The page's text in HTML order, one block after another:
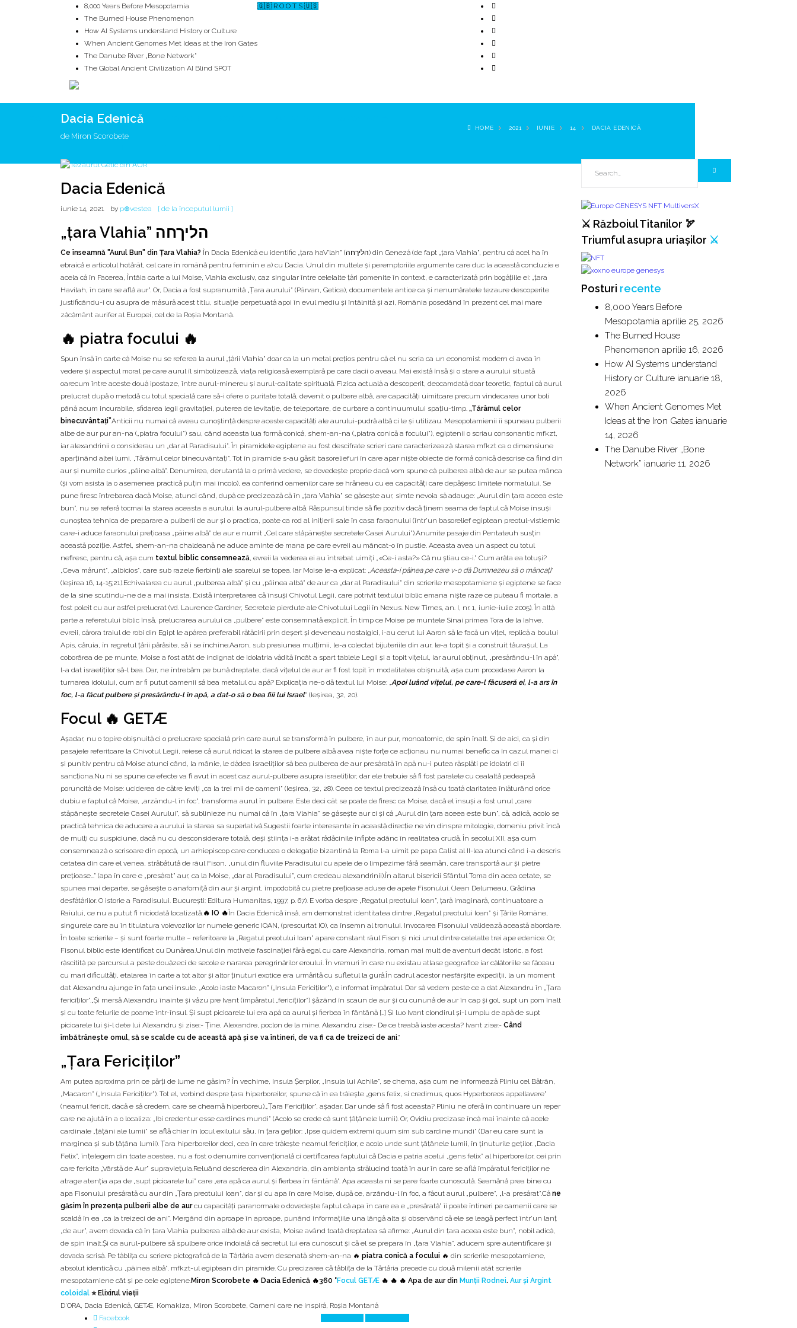
🇬🇧 R O O T S 🇺🇸
8,000 Years Before Mesopotamia
The Burned House Phenomenon
How AI Systems understand History or Culture
When Ancient Genomes Met Ideas at the Iron Gates
The Danube River „Bone Network”
The Global Ancient Civilization AI Blind SPOT
UNRIVALS ISTORIE
Dacia Edenică
de Miron Scorobete
HOME 2021 IUNIE 14 DACIA EDENICĂ
Dacia Edenică
iunie 14, 2021 by p⊕vestea [ de la începutul lumii ]
„ţara Vlahia” הליךחה
Ce înseamnă "Aurul Bun" din Țara Vlahia? În Dacia Edenică eu identific „ţara haV’lah” (הליךחה) din Geneză (de fapt „ţara Vlahia”, pentru că acel ha în
ebraică e articolul hotărât, cel care în română pentru feminin e a) cu Dacia. Unul din multele şi peremptoriile argumente care duc la această concluzie e
acela că în Facerea, Întâia carte a lui Moise, Vlahia exclusiv, caz singular între celelalte ţări pomenite în context, e caracterizată prin bogăţiile ei: „ţara
Havilah, în care se află aur”. Or, Dacia a fost supranumită „Ţara aurului” (Pârvan, Getica), documentele antice ca şi nenumăratele tezaure descoperite
justificându-i cu asupra de măsură acest titlu, situaţie perpetuată apoi în evul mediu şi întâlnită şi azi, România posedând în prezent cel mai mare
zăcământ aurifer al Europei, cel de la Roşia Montană.
🔥 piatra focului 🔥
Spun însă în carte că Moise nu se referea la aurul „ţării Vlahia” doar ca la un metal preţios pentru că el nu scria ca un economist modern ci avea în
vedere şi aspectul moral pe care aurul îl simbolizează, viaţa religioasă exemplară pe care dacii o aveau. Mai există însă şi o stare a aurului situată
oarecum între aceste două ipostaze, între aurul-minereu şi aurul-calitate spirituală. Fizica actuală a descoperit, deocamdată doar teoretic, faptul că aurul
prelucrat după o metodă cu totul specială care să-i ofere o puritate totală, devenit o pulbere albă, are capacităţi uimitoare precum vindecarea unor boli
până acum incurabile, sfidarea legii gravitaţiei, puterea de levitaţie, de teleportare, de curbare a continuumului spaţiu-timp. „Tărâmul celor
binecuvântaţi”Anticii nu numai că aveau cunoştinţă despre aceste capacităţi ale aurului-pudră albă ci le şi utilizau. Mesopotamienii îi spuneau pulberii
albe de aur pur an-na („piatra focului”) sau, când aceasta lua formă conică, shem-an-na („piatra conică a focului”), egiptenii o scriau consonantic mfkzt,
iar alexandrinii o considerau un „dar al Paradisului”. În piramidele egiptene au fost descifrate scrieri care caracterizează starea mfkzt ca o dimensiune
aparţinând altei lumi, „Tărâmul celor binecuvântaţi”. Tot în piramide s-au găsit basoreliefuri în care apar nişte obiecte de formă conică descrise ca fiind din
aur şi numite curios „pâine albă”. Denumirea, derutantă la o primă vedere, se dovedeşte proprie dacă vom spune că pulberea albă de aur se putea mânca
(şi vom asista la o asemenea practică puţin mai încolo), ea conferind oamenilor care se hrăneau cu ea capacităţi care depăşesc limitele normalului. Se
pune firesc întrebarea dacă Moise, atunci când, după ce precizează că în „ţara Vlahia” se găseşte aur, simte nevoia să adauge: „Aurul din ţara aceea este
bun”, nu se referă tocmai la starea aceasta a aurului, la aurul-pulbere albă. Răspunsul tinde să fie pozitiv dacă ţinem seama de faptul că Moise însuşi
cunoştea tehnica de preparare a pulberii de aur şi o practica, poate ca rod al iniţierii sale în casa faraonului (într’un basorelief egiptean preotul-vistiernic
care-i aduce faraonului preţioasa „pâine albă” de aur e numit „Cel care stăpâneşte secretele Casei Aurului”).Anumite pasaje din Pentateuh susţin
această poziţie. Astfel, shem-an-na chaldeană ne aduce aminte de mana pe care evreii au mâncat-o în pustie. Aceasta avea un aspect cu totul
nefiresc, pentru că, aşa cum textul biblic consemnează, evreii la vederea ei au întrebat uimiţi „«Ce-i asta?» Că nu ştiau ce-i.” Cum arăta ea totuşi?
„Ceva mărunt”, „albicios”, care sub razele fierbinţi ale soarelui se topea. Iar Moise le-a explicat: „Aceasta-i pâinea pe care v-o dă Dumnezeu să o mâncaţi”
(Ieşirea 16, 14-15;21).Echivalarea cu aurul „pulberea albă” şi cu „pâinea albă” de aur ca „dar al Paradisului” din scrierile mesopotamiene şi egiptene se face
de la sine scutindu-ne de a mai insista. Există interpretarea că însuşi Chivotul Legii, care potrivit textului biblic emana nişte raze ce puteau fi mortale, a
fost poleit cu aur astfel prelucrat (vd. Laurence Gardner, Secretele pierdute ale Chivotului Legii în Nexus. New Times, an. I, nr. 1, iunie-iulie 2005). În altă
parte a referatului biblic însă, prelucrarea aurului ca „pulbere” este consemnată explicit. În timp ce Moise pe muntele Sinai primea Tora de la Iahve,
evreii, cărora traiul de robi din Egipt le apărea preferabil rătăcirii prin deşert şi deveneau nostalgici, i-au cerut lui Aaron să le facă un viţel, replică a boului
Apis, căruia, în regretul ţării părăsite, să i se închine.Aaron, sub presiunea mulţimii, le-a colectat bijuteriile din aur, le-a topit şi a construit tăuraşul. La
coborârea de pe munte, Moise a fost atât de indignat de idolatria vădită încât a spart tablele Legii şi a topit viţelul, iar aurul obţinut, „presărându-l în apă”,
l-a dat israeliţilor să-l bea. Dar, ne întrebăm pe bună dreptate, dacă viţelul de aur ar fi fost topit în modalitatea obişnuită, aşa cum procedase Aaron la
turnarea idolului, cum ar fi putut oamenii să bea metalul cu apă? Explicaţia ne-o dă textul lui Moise: „Apoi luând viţelul, pe care-l făcuseră ei, l-a ars în
foc, l-a făcut pulbere şi presărându-l în apă, a dat-o să o bea fiii lui Israel” (Ieşirea, 32, 20).
Focul 🔥 GETÆ
Aşadar, nu o topire obişnuită ci o prelucrare specială prin care aurul se transformă în pulbere, în aur pur, monoatomic, de spin înalt. Şi de aici, ca şi din
pasajele referitoare la Chivotul Legii, reiese că aurul ridicat la starea de pulbere albă avea nişte forţe ce acţionau nu numai benefic ca în cazul manei ci
şi punitiv pentru că Moise atunci când, la mânie, le dădea israeliţilor să bea pulberea de aur presărată în apă nu-i putea răsplăti pe idolatri ci îi
sancţiona.Nu ni se spune ce efecte va fi avut în acest caz aurul-pulbere asupra israeliţilor, dar ele trebuie să fi fost paralele cu cealaltă pedeapsă
poruncită de Moise: uciderea de către leviţi „ca la trei mii de oameni” (Ieşirea, 32, 28). Ceea ce textul precizează însă cu toată claritatea înlăturând orice
dubiu e faptul că Moise, „arzându-l în foc”, transforma aurul în pulbere. Este deci cât se poate de firesc ca Moise, dacă el însuşi a fost unul „care
stăpâneşte secretele Casei Aurului”, să sublinieze nu numai că în „ţara Vlahia” se găseşte aur ci şi că „Aurul din ţara aceea este bun”, că, adică, acolo se
practică tehnica de aducere a aurului la starea sa superlativă.Sugestii foarte interesante în această direcţie ne vin dinspre mitologie, domeniu privit încă
de mulţi cu suspiciune, dacă nu cu desconsiderare totală, deşi ştiinţa i-a arătat rădăcinile înfipte adânc în realitatea crudă. În secolul XII, aşa cum
consemnează o scrisoare din epocă, un arhiepiscop care conducea o delegaţie bizantină la Roma l-a uimit pe papa Calist al II-lea atunci când i-a descris
cetatea din care el venea, străbătută de râul Fison, „unul din fluviile Paradisului cu apele de o limpezime fără seamăn, care transportă aur şi pietre
preţioase...” (apa în care e „presărat” aur, ca la Moise, „dar al Paradisului”, cum credeau alexandrinii).În altarul bisericii Sfântul Toma din acea cetate, se
spunea mai departe, se găseşte o anaforniţă din aur şi argint, împodobită cu pietre preţioase aduse de apele Fisonului. (Jean Delumeau, Grădina
desfătărilor. O istorie a Paradisului. Bucureşti: Editura Humanitas, 1997, p. 67). E vorba despre „Regatul preotului Ioan”, ţară imaginară, continuatoare a
Raiului, ce nu a putut fi niciodată localizată.🔥 IO 🔥În Dacia Edenică însă, am demonstrat identitatea dintre „Regatul preotului Ioan” şi Ţările Române,
singurele care au în titulatura voievozilor lor numele generic IOAN, (prescurtat IO), ca însemn al tronului. Invocarea Fisonului validează această abordare.
În toate scrierile – şi sunt foarte multe – referitoare la „Regatul preotului Ioan” apare constant râul Fison şi nici unul dintre celelalte trei ape edenice. Or,
Fisonul biblic este identificat cu Dunărea.Unul din motivele fascinaţiei fără egal cu care Alexandria, roman mai mult de aventuri decât istoric, a fost
răscitită pe parcursul a peste douăzeci de secole e nararea peregrinărilor eroului. În vremuri în care nu existau atlase geografice iar călătoriile se făceau
cu mari dificultăţi, etalarea în carte a tot altor şi altor ţinuturi exotice era urmărită cu sufletul la gură.În cadrul acestor nesfârşite expediţii, la un moment
dat Alexandru ajunge în faţa unei insule. „Acolo iaste Macaron” („Insula Fericiţilor”), e informat împăratul. Dar să vedem peste ce a dat Alexandru în „Ţara
fericiţilor”.„Şi mersă Alexandru înainte şi văzu pre Ivant (împăratul „fericiţilor”) şăzând în scaun de aur şi cu cunună de aur în cap şi gol, supt un pom înalt
şi cu toate felurile de poame într-însul. Şi supt picioarele lui era apă ca aurul şi fierbea în fântână […] Şi luo Ivant clondirul şi-l umplu de apă de supt
picioarele lui şi-l dete lui Alexandru şi zise:- Ţine, Alexandre, poclon de la mine. Alexandru zise:- De ce treabă iaste acesta? Ivant zise:- Când
îmbătrâneşte omul, să se scalde cu de această apă şi se va întineri, de va fi ca de treizeci de ani.”
„Ţara Fericiţilor”
Am putea aproxima prin ce părţi de lume ne găsim? În vechime, Insula Şerpilor, „Insula lui Achile”, se chema, aşa cum ne informează Pliniu cel Bătrân,
„Macaron” („Insula Fericiţilor”). Tot el, vorbind despre ţara hiperboreilor, spune că în ea trăieşte „gens felix, si credimus, quos Hyperboreos appellavere”
(neamul fericit, dacă e să credem, care se cheamă hiperboreu).„Ţara Fericiţilor”, aşadar. Dar unde să fi fost aceasta? Pliniu ne oferă în continuare un reper
care ne ajută în a o localiza: „Ibi credentur esse cardines mundi” (Acolo se crede că sunt ţâţânele lumii). Or, Ovidiu precizase încă mai înainte că acele
cardinale „ţâţâni ale lumii” se află chiar în locul exilului său, în ţara geţilor: „Ipse quidem extremi quum sim sub cardine mundi” (Dar eu care sunt la
marginea şi sub ţâţâna lumii). Ţara hiperboreilor deci, cea în care trăieşte neamul fericiţilor, e acolo unde sunt ţâţânele lumii, în ţinuturile geţilor. „Dacia
Felix”, înţelegem din toate acestea, nu a fost o denumire convenţională ci certificarea faptului că Dacia e patria acelui „gens felix” al hiperboreilor, cei prin
care fericita „Vârstă de Aur” supravieţuia.Reluând descrierea din Alexandria, din ambianţa strălucind toată în aur în care se află împăratul fericiţilor ne
atrage atenţia apa de „supt picioarele lui” care „era apă ca aurul şi fierbea în fântână”. Apa aceasta ni se pare foarte cunoscută. Seamănă prea bine cu
apa Fisonului presărată cu aur din „Ţara preotului Ioan”, dar şi cu apa în care Moise, după ce, arzându-l în foc, a făcut aurul „pulbere”, „l-a presărat”.Că ne
găsim în prezenţa pulberii albe de aurcu capacităţi paranormale o dovedeşte faptul că apa în care ea e „presărată” îi poate întineri pe oamenii care se
scaldă în ea „ca la treizeci de ani”. Mergând din aproape în aproape, punând informaţiile una lângă alta şi observând că ele se leagă perfect într’un lanţ
„de aur”, avem dovada că în ţara Vlahia pulberea albă de aur exista, Moise având toată dreptatea să afirme: „Aurul din ţara aceea este bun”, nobil adică,
de spin înalt.Şi ca aurul-pulbere să spulbere orice îndoială că secretul lui era cunoscut şi că el se prepara în „ţara Vlahia”, aducem spre autentificare şi
dovada scrisă. Pe tăbliţa cu scriere pictografică de la Tărtăria avem desenată shem-an-na 🔥 piatra conică a focului 🔥 din scrierile mesopotamiene,
absolut identică cu „pâinea albă”, mfkzt-ul egiptean din piramide. Cu precizarea că tăbliţa de la Tărtăria precede cu două milenii atât scrierile
mesopotamiene cât şi pe cele egiptene.Miron Scorobete 🔥 Dacia Edenică 🔥360 °Focul GETÆ 🔥 🔥 🔥 Apa de aur din Munții Rodnei. Aur și Argint
coloidal ⭐ Elixirul vieții
D'ORA, Dacia Edenică, GETÆ, Komakiza, Miron Scorobete, Oameni care ne inspiră, Roşia Montană
Facebook
⚔️ Războiul Titanilor 🏹
Triumful asupra uriașilor ⚔️
Posturi recente
8,000 Years Before
Mesopotamia aprilie 25, 2026
The Burned House
Phenomenon aprilie 16, 2026
How AI Systems understand
History or Culture ianuarie 18,
2026
When Ancient Genomes Met
Ideas at the Iron Gates ianuarie
14, 2026
The Danube River „Bone
Network” ianuarie 11, 2026